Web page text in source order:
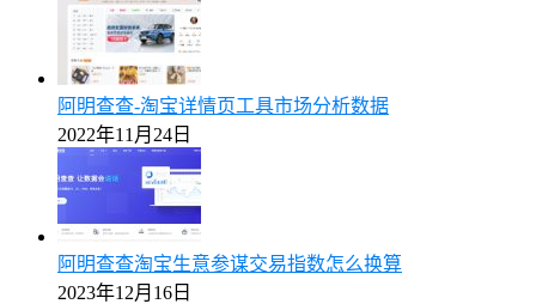
阿明查查-淘宝详情页工具市场分析数据
2022年11月24日
阿明查查淘宝生意参谋交易指数怎么换算
2023年12月16日